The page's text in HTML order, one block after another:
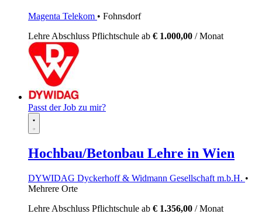
Magenta Telekom • Fohnsdorf
Lehre Abschluss Pflichtschule ab € 1.000,00 / Monat
Passt der Job zu mir?
Hochbau/Betonbau Lehre in Wien
DYWIDAG Dyckerhoff & Widmann Gesellschaft m.b.H. •
Mehrere Orte
Lehre Abschluss Pflichtschule ab € 1.356,00 / Monat